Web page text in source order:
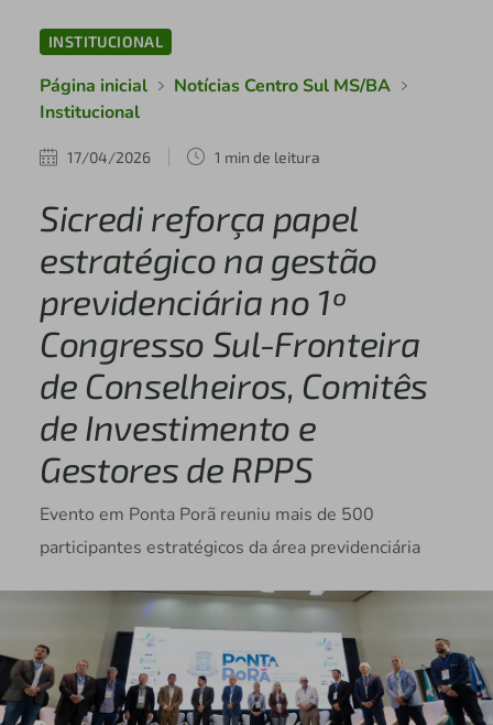
INSTITUCIONAL
Página inicial
Notícias Centro Sul MS/BA
Institucional
17/04/2026 1 min de leitura
Sicredi reforça papel
estratégico na gestão
previdenciária no 1º
Congresso Sul-Fronteira
de Conselheiros, Comitês
de Investimento e
Gestores de RPPS
Evento em Ponta Porã reuniu mais de 500
participantes estratégicos da área previdenciária